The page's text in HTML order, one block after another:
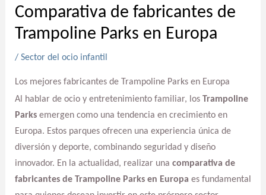
Comparativa de fabricantes de
Trampoline Parks en Europa
/ Sector del ocio infantil
Los mejores fabricantes de Trampoline Parks en Europa
Al hablar de ocio y entretenimiento familiar, los Trampoline
Parksemergen como una tendencia en crecimiento en
Europa. Estos parques ofrecen una experiencia única de
diversión y deporte, combinando seguridad y diseño
innovador. En la actualidad, realizar una comparativa de
fabricantes de Trampoline Parks en Europa es fundamental